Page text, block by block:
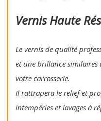
Vernis Haute
Le vernis de qualité
et une brillance similaires
votre carrosserie.
Il rattrapera le relief et
intempéries et lavages à